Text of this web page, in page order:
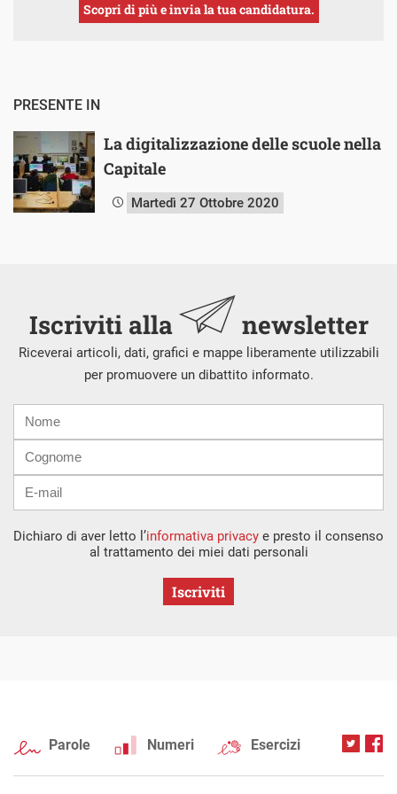
Scopri di più e invia la tua candidatura.
PRESENTE IN
La digitalizzazione delle scuole nella
Capitale
Martedì 27 Ottobre 2020
Iscriviti alla newsletter
Riceverai articoli, dati, grafici e mappe liberamente utilizzabili
per promuovere un dibattito informato.
mail
Dichiaro di aver letto l’informativa privacy e presto il consenso
al trattamento dei miei dati personali
Iscriviti
Parole Numeri Esercizi